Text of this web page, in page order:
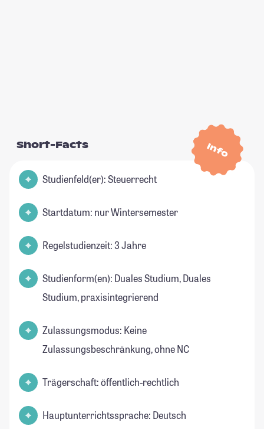
Info
Short-Facts
Studienfeld(er): Steuerrecht
Startdatum: nur Wintersemester
Regelstudienzeit: 3 Jahre
Studienform(en): Duales Studium, Duales
Studium, praxisintegrierend
Zulassungsmodus: Keine
Zulassungsbeschränkung, ohne NC
Trägerschaft: öffentlich-rechtlich
Hauptunterrichtssprache: Deutsch